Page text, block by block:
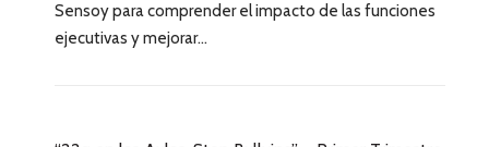
Sensoy para comprender el impacto de las funciones
ejecutivas y mejorar...